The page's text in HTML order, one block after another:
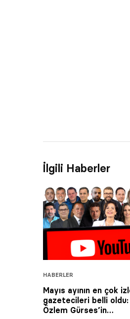
İlgili Haberler
HABERLER
Mayıs ayının en çok
gazetecileri belli
Özlem Gürses’in…